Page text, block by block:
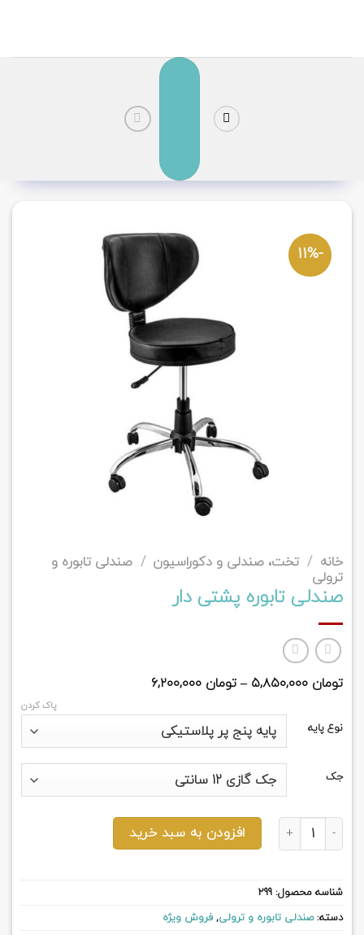
-11%
خانه / تخت، صندلی و دکوراسیون / صندلی تابوره و
ترولی
صندلی تابوره پشتی دار
تومان –تومان
نوع پایه
جک
پاک کردن
صندلی تابوره پشتی دار عددافزودن به سبد خرید
شناسه محصول: 299
دسته:صندلی تابوره و ترولی,فروش ویژه